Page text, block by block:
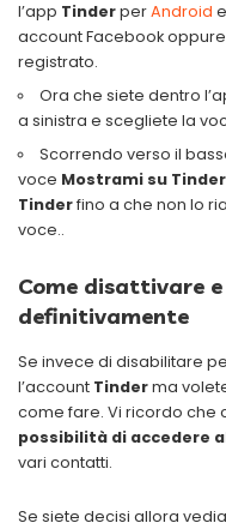
l’app TinderperAndroid
account Facebook
registrato.
Ora che siete dentro
a sinistra e scegliete la
Scorrendo verso il
voce Mostrami su Tinder
Tinderfino a che non lo
voce..
Come disattivare
definitivamente
Se invece di disabilitare
l’account Tinderma
come fare. Vi ricordo che
possibilità di accedere
vari contatti.
Se siete decisi allora